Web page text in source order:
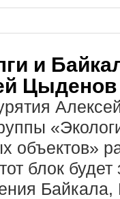
и
Цыденов
объектов»
блок будет
Байкала,